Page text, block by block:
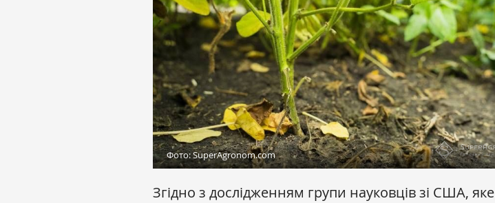
Фото: SuperAgronom.com
Згідно з дослідженням групи науковців зі США, яке